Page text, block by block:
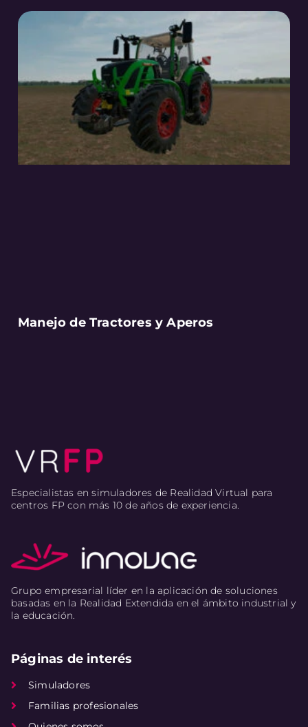
Manejo de Tractores y Aperos
Especialistas en simuladores de Realidad Virtual para
centros FP con más 10 de años de experiencia.
Grupo empresarial líder en la aplicación de soluciones
basadas en la Realidad Extendida en el ámbito industrial y
la educación.
Páginas de interés
Simuladores
Familias profesionales